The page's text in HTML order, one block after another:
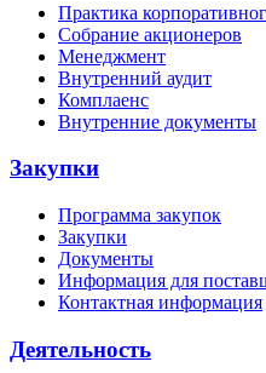
Практика
Собрание акционеров
Менеджмент
Внутренний аудит
Комплаенс
Внутренние документы
Закупки
Программа закупок
Закупки
Документы
Информация для
Контактная информация
Деятельность